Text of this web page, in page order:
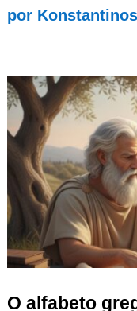
por
O alfabeto